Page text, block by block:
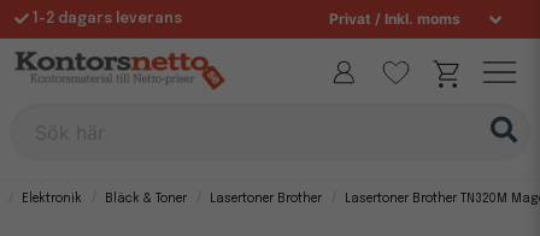
1-2 dagars leverans
Fri frakt över 995 kr
Elektronik Bläck & Toner Lasertoner Brother Lasertoner Brother TN320M